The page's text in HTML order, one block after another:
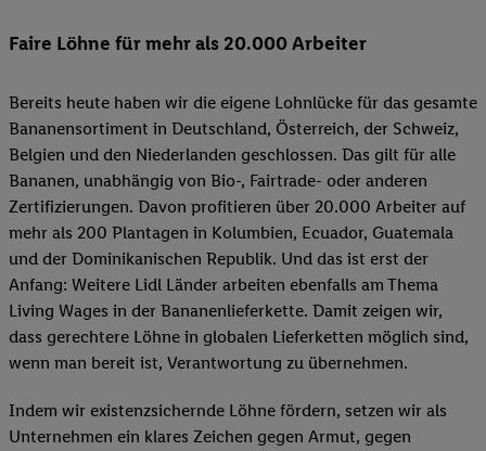
Faire Löhne für mehr als 20.000 Arbeiter
Bereits heute haben wir die eigene Lohnlücke für das gesamte
Bananensortiment in Deutschland, Österreich, der Schweiz,
Belgien und den Niederlanden geschlossen. Das gilt für alle
Bananen, unabhängig von Bio-, Fairtrade- oder anderen
Zertifizierungen. Davon profitieren über 20.000 Arbeiter auf
mehr als 200 Plantagen in Kolumbien, Ecuador, Guatemala
und der Dominikanischen Republik. Und das ist erst der
Anfang: Weitere Lidl Länder arbeiten ebenfalls am Thema
Living Wages in der Bananenlieferkette. Damit zeigen wir,
dass gerechtere Löhne in globalen Lieferketten möglich sind,
wenn man bereit ist, Verantwortung zu übernehmen.
Indem wir existenzsichernde Löhne fördern, setzen wir als
Unternehmen ein klares Zeichen gegen Armut, gegen